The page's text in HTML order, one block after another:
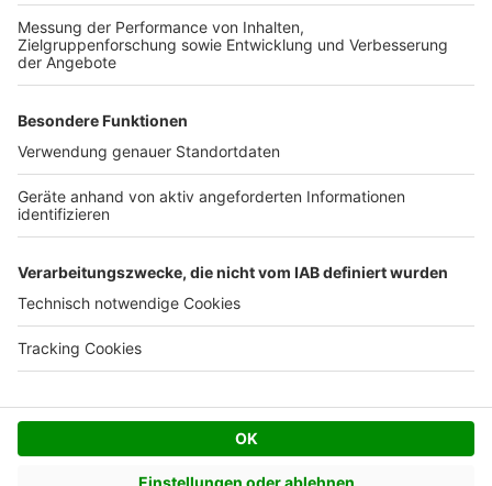
Kostenloses Infogespräch
Facebook
Twitter